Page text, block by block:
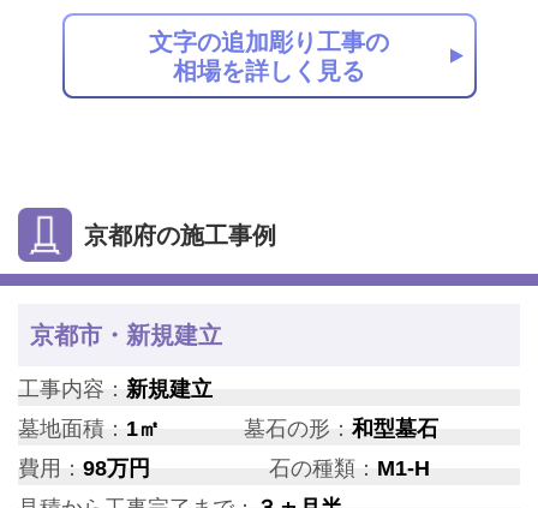
文字の追加彫り工事の
相場を詳しく見る
京都府の施工事例
京都市・新規建立
工事内容： 新規建立
墓地面積： 1㎡ 墓石の形：和型墓石
費用： 98万円 石の種類： M1-H